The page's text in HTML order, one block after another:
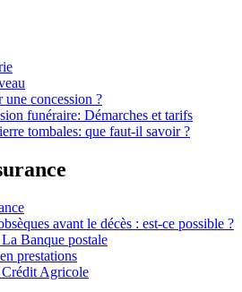
concession ?
funéraire: Démarches et tarifs
tombales: que faut-il savoir ?
avant le décès : est-ce possible ?
Banque postale
prestations
Crédit Agricole